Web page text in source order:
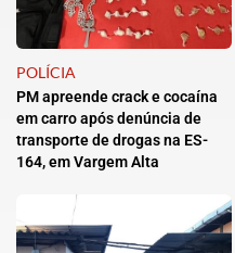
POLÍCIA
PM apreende crack e cocaína
em carro após denúncia de
transporte de drogas na ES-
164, em Vargem Alta